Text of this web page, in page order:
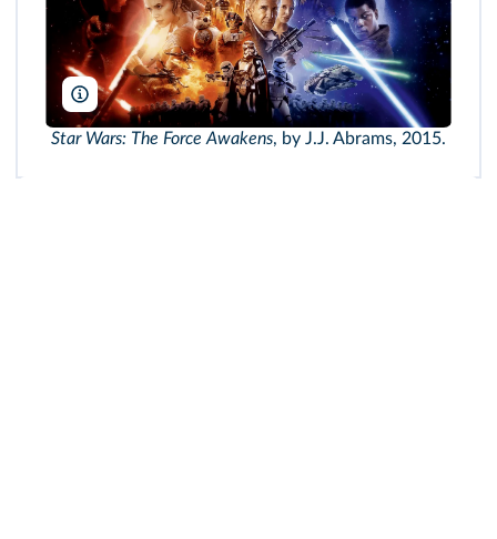
Lucasfilm Ltd/Bad Robot Productions/TCD/DR
Star Wars: The Force Awakens, by J.J. Abrams, 2015.